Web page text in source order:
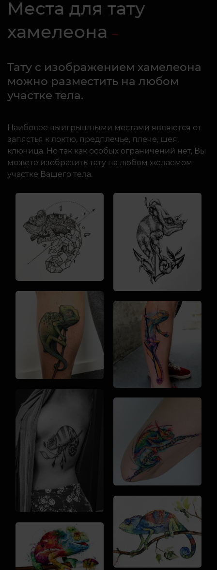
Места для тату
хамелеона
Тату с изображением хамелеона
можно разместить на любом
участке тела.
Наиболее выигрышными местами являются от
запястья к локтю, предплечье, плече, шея,
ключица. Но так как особых ограничений нет, Вы
можете изобразить тату на любом желаемом
участке Вашего тела.